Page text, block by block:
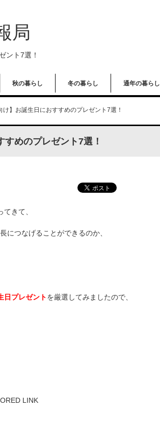
局
ント7選！
秋の暮らし 冬の暮らし 通年の暮らし
け】お誕生日におすすめのプレゼント7選！
すめのプレゼント7選！
きて、
につなげることができるのか、
日プレゼントを厳選してみましたので、
LINK